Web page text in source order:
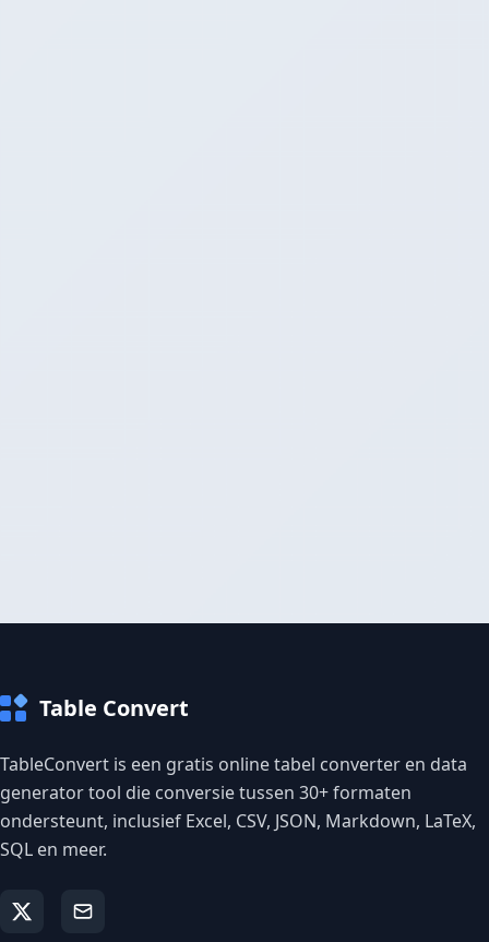
Table Convert
TableConvert is een gratis online tabel converter en data
generator tool die conversie tussen 30+ formaten
ondersteunt, inclusief Excel, CSV, JSON, Markdown, LaTeX,
SQL en meer.